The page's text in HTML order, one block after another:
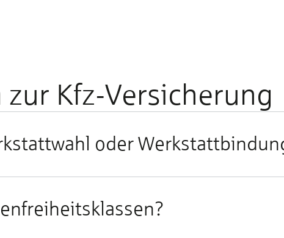
zur Kfz-Versicherung
oder